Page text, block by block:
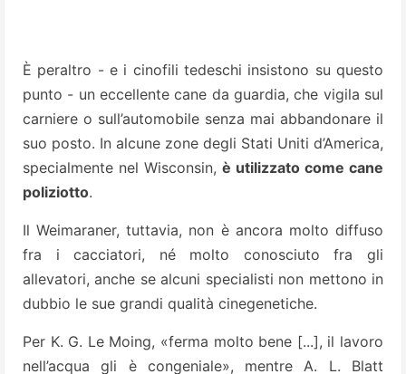
È peraltro - e i cinofili tedeschi insistono su questo
punto - un eccellente cane da guardia, che vigila sul
carniere o sull’automobile senza mai abbandonare il
suo posto. In alcune zone degli Stati Uniti d’America,
specialmente nel Wisconsin, è utiliz­zato come cane
poliziotto.
Il Weimaraner, tuttavia, non è ancora molto diffuso
fra i cacciatori, né molto conosciuto fra gli
allevatori, anche se alcuni specialisti non mettono in
dubbio le sue grandi qualità cinegenetiche.
Per K. G. Le Moing, «ferma molto bene [...], il lavoro
nell’acqua gli è congeniale», mentre A. L. Blatt